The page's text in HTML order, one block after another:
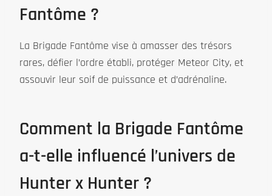
Fantôme ?
La Brigade Fantôme vise à amasser des trésors
rares, défier l’ordre établi, protéger Meteor City, et
assouvir leur soif de puissance et d’adrénaline.
Comment la Brigade Fantôme
a-t-elle influencé l’univers de
Hunter x Hunter ?